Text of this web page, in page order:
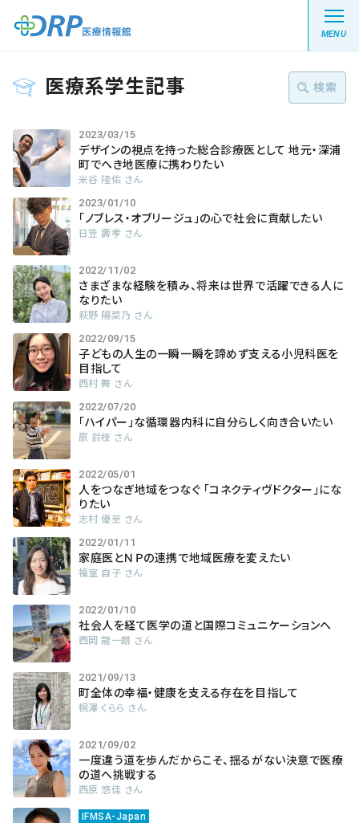
MENU
最新の注目記事
栄養健康レシピ
医療系学生記事
健康川柳
DRP医療情報館とは?
会社概要
お知らせ
お問い合わせ
医療系学生記事 検索
キーワード : 2023/03/15
デザインの視点を持った総合診療医として 地元・深浦
町でへき地医療に携わりたい
米谷 隆佑 さん
2023/01/10
「ノブレス・オブリージュ」の心で社会に貢献したい
日笠 壽孝 さん
2022/11/02
さまざまな経験を積み、将来は世界で活躍できる人に
なりたい
萩野 陽菜乃 さん
2022/09/15
子どもの人生の一瞬一瞬を諦めず支える小児科医を
目指して
西村 舞 さん
2022/07/20
「ハイパー」な循環器内科に自分らしく向き合いたい
原 鈴枝 さん
2022/05/01
人をつなぎ地域をつなぐ 「コネクティヴドクター」にな
りたい
志村 優至 さん
2022/01/11
家庭医とＮＰの連携で地域医療を変えたい
福室 自子 さん
2022/01/10
社会人を経て医学の道と国際コミュニケーションへ
西岡 龍一朗 さん
2021/09/13
町全体の幸福・健康を支える存在を目指して
桐澤 くらら さん
2021/09/02
一度違う道を歩んだからこそ、揺るがない決意で医療
の道へ挑戦する
西原 悠佳 さん
IFMSA-Japan